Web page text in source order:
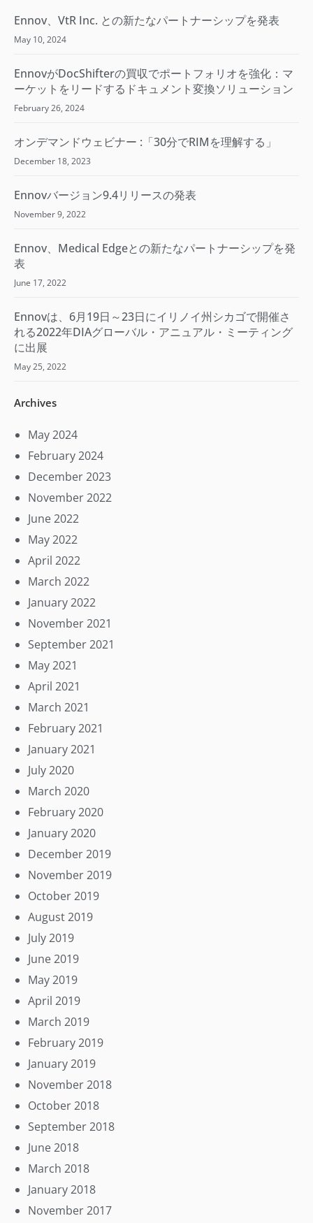
Ennov、VtR Inc. との新たなパートナーシップを発表
May 10, 2024
EnnovがDocShifterの買収でポートフォリオを強化：マ
ーケットをリードするドキュメント変換ソリューション
February 26, 2024
オンデマンドウェビナー :「30分でRIMを理解する​」
December 18, 2023
Ennovバージョン9.4リリースの発表
November 9, 2022
Ennov、Medical Edgeとの新たなパートナーシップを発
表
June 17, 2022
Ennovは、6月19日～23日にイリノイ州シカゴで開催さ
れる2022年DIAグローバル・アニュアル・ミーティング
に出展
May 25, 2022
Archives
May 2024
February 2024
December 2023
November 2022
June 2022
May 2022
April 2022
March 2022
January 2022
November 2021
September 2021
May 2021
April 2021
March 2021
February 2021
January 2021
July 2020
March 2020
February 2020
January 2020
December 2019
November 2019
October 2019
August 2019
July 2019
June 2019
May 2019
April 2019
March 2019
February 2019
January 2019
November 2018
October 2018
September 2018
June 2018
March 2018
January 2018
November 2017